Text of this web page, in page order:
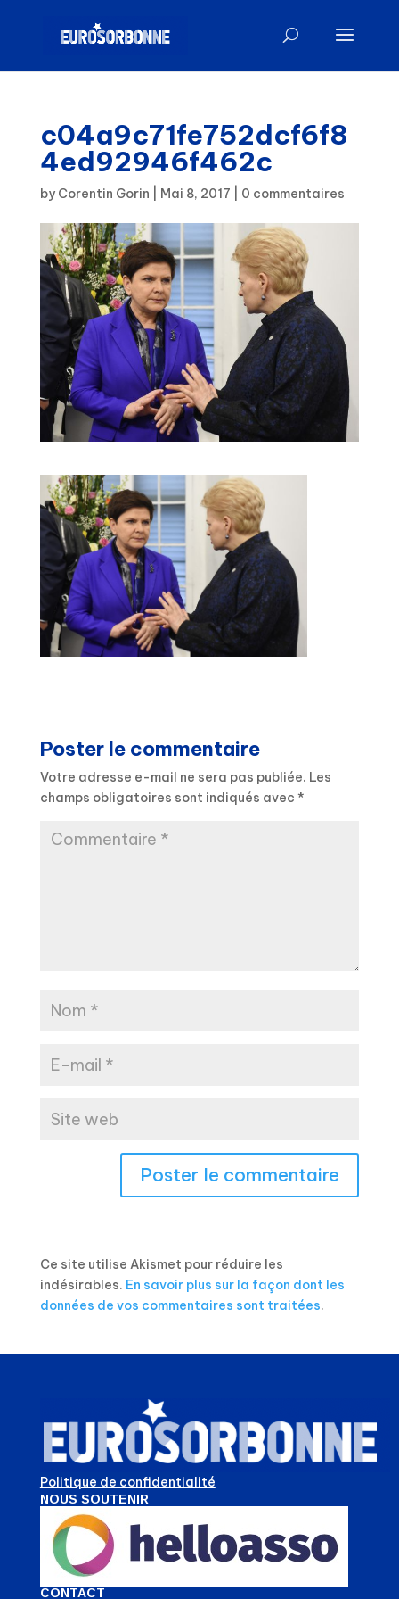
c04a9c71fe752dcf6f8
4ed92946f462c
by Corentin Gorin Mai 8, 2017 0 commentaires
Poster le commentaire
Votre adresse e-mail ne sera pas publiée. Les
champs obligatoires sont indiqués avec *
Ce site utilise Akismet pour réduire les
indésirables. En savoir plus sur la façon dont les
données de vos commentaires sont traitées.
Politique de confidentialité
NOUS SOUTENIR
CONTACT